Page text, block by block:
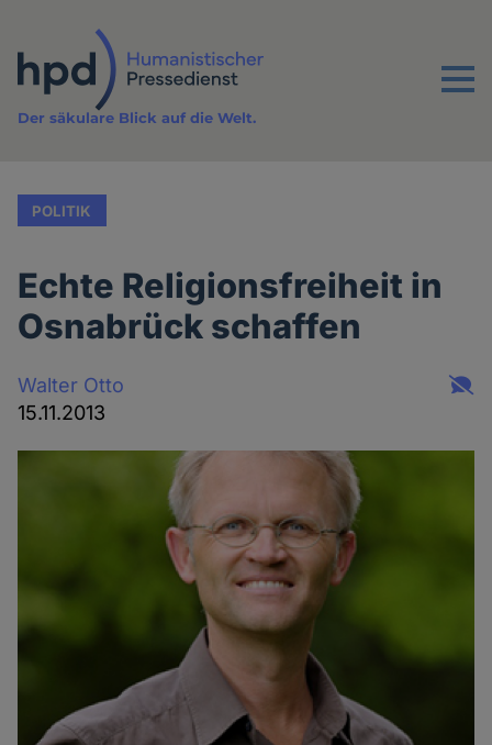
Inhalt
Menu
Der säkulare Blick auf die Welt.
POLITIK
Echte Religionsfreiheit in
Osnabrück schaffen
Walter Otto
15.11.2013